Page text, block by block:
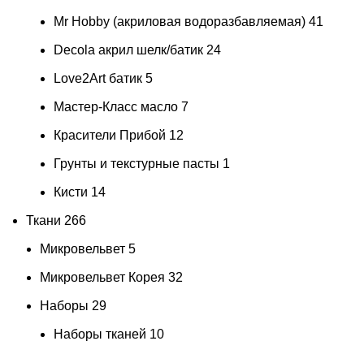
Mr Hobby (акриловая водоразбавляемая) 41
Decola акрил шелк/батик 24
Love2Art батик 5
Мастер-Класс масло 7
Красители Прибой 12
Грунты и текстурные пасты 1
Кисти 14
Ткани 266
Микровельвет 5
Микровельвет Корея 32
Наборы 29
Наборы тканей 10